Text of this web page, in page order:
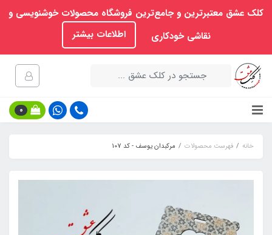
کلک عشق معتبرترین و جامع‌ترین فروشگاه محصولات خوشنویسی و
نقاشی خودکاری
اطلاعات بیشتر
0
خانه فهرست محصولات مرکبدان یوسف - کد 107